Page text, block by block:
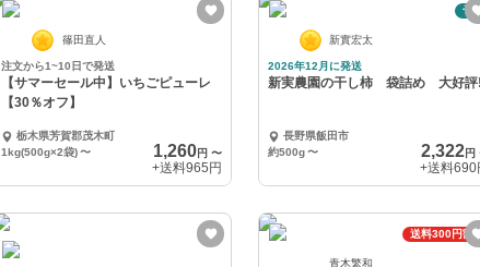
篠田直人
注文から1~10日で発送
【サマーセール中】いちごピューレ
【30％オフ】
栃木県芳賀郡茂木町
1kg(500g×2袋) 〜 1,260円〜
+送料965円
予
新實宏太
2026年12月に発送
新実農園の干し柿 袋詰め 大好評
長野県飯田市
約500g 〜 2,322円
+送料690
送料300円割
青木繁和